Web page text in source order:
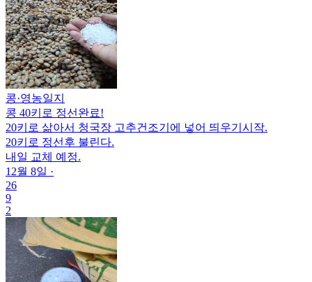
콩·영농일지
콩 40키로 정선완료!
20키로 삶아서 청국장 고추건조기에 넣어 띄우기시작.
20키로 정선후 불린다.
내일 교체 예정.
12월 8일 ·
26
9
2